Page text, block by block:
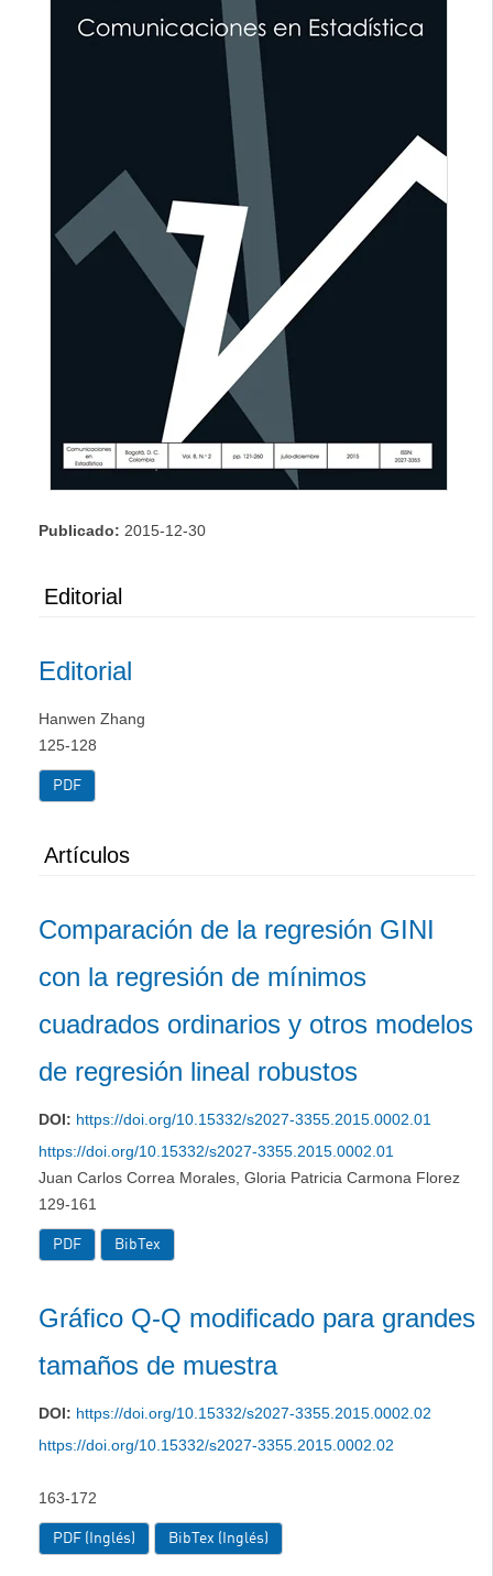
Publicado: 2015-12-30
Editorial
Editorial
Hanwen Zhang
125-128
PDF
Artículos
Comparación de la regresión GINI
con la regresión de mínimos
cuadrados ordinarios y otros modelos
de regresión lineal robustos
DOI: https://doi.org/10.15332/s2027-3355.2015.0002.01
https://doi.org/10.15332/s2027-3355.2015.0002.01
Juan Carlos Correa Morales, Gloria Patricia Carmona Florez
129-161
PDF BibTex
Gráﬁco Q-Q modiﬁcado para grandes
tamaños de muestra
DOI: https://doi.org/10.15332/s2027-3355.2015.0002.02
https://doi.org/10.15332/s2027-3355.2015.0002.02
163-172
PDF (Inglés) BibTex (Inglés)